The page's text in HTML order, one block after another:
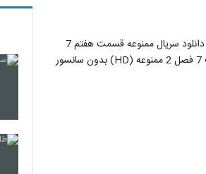
, دانلود قسمت هفتم فصل دوم ممنوعه (online), دانلود سریال ممنوعه قسمت هفتم 7
فصل دوم 2 (سریال), دانلود قسمت هفتم فصل دوم سریال ممنوعه (قانونی), دانلود قسمت 7 فصل 2 ممنوعه (HD) بدون سانسور